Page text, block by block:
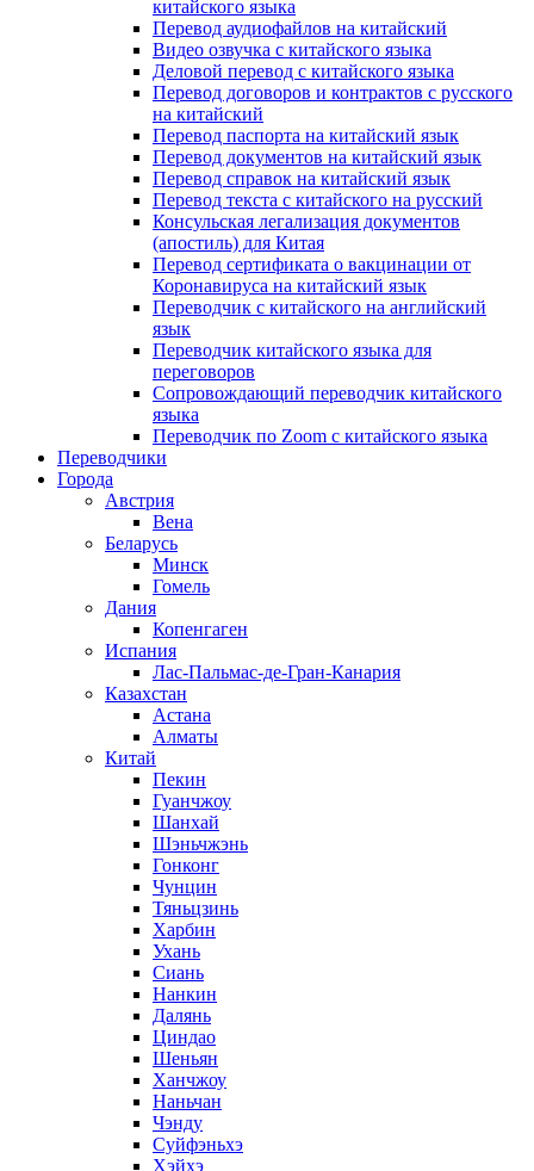
китайского языка
Перевод аудиофайлов на китайский
Видео озвучка с китайского языка
Деловой перевод с китайского языка
Перевод договоров и контрактов с русского
на китайский
Перевод паспорта на китайский язык
Перевод документов на китайский язык
Перевод справок на китайский язык
Перевод текста с китайского на русский
Консульская легализация документов
(апостиль) для Китая
Перевод сертификата о вакцинации от
Коронавируса на китайский язык
Переводчик с китайского на английский
язык
Переводчик китайского языка для
переговоров
Сопровождающий переводчик китайского
языка
Переводчик по Zoom с китайского языка
Переводчики
Города
Австрия
Вена
Беларусь
Минск
Гомель
Дания
Копенгаген
Испания
Лас-Пальмас-де-Гран-Канария
Казахстан
Астана
Алматы
Китай
Пекин
Гуанчжоу
Шанхай
Шэньчжэнь
Гонконг
Чунцин
Тяньцзинь
Харбин
Ухань
Сиань
Нанкин
Далянь
Циндао
Шеньян
Ханчжоу
Наньчан
Чэнду
Суйфэньхэ
Хэйхэ